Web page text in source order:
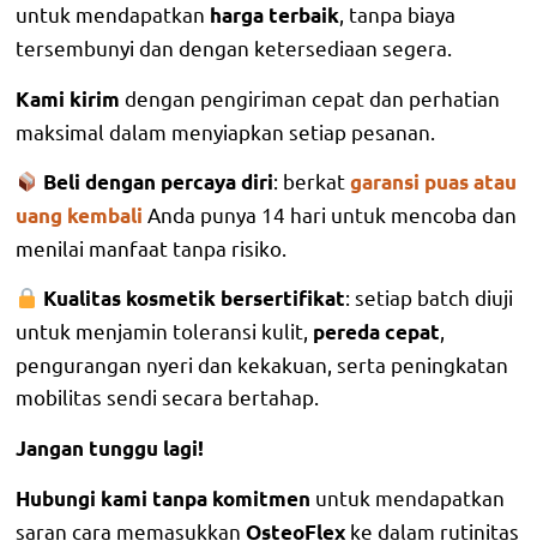
untuk mendapatkan harga terbaik, tanpa biaya
tersembunyi dan dengan ketersediaan segera.
Kami kirim dengan pengiriman cepat dan perhatian
maksimal dalam menyiapkan setiap pesanan.
Beli dengan percaya diri: berkatgaransi puas atau
uang kembali Anda punya 14 hari untuk mencoba dan
menilai manfaat tanpa risiko.
Kualitas kosmetik bersertifikat: setiap batch diuji
untuk menjamin toleransi kulit, pereda cepat,
pengurangan nyeri dan kekakuan, serta peningkatan
mobilitas sendi secara bertahap.
Jangan tunggu lagi!
Hubungi kami tanpa komitmen untuk mendapatkan
saran cara memasukkan OsteoFlex ke dalam rutinitas